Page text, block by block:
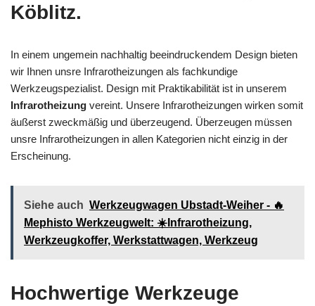
Köblitz.
In einem ungemein nachhaltig beeindruckendem Design bieten
wir Ihnen unsre Infrarotheizungen als fachkundige
Werkzeugspezialist. Design mit Praktikabilität ist in unserem
Infrarotheizung vereint. Unsere Infrarotheizungen wirken somit
äußerst zweckmäßig und überzeugend. Überzeugen müssen
unsre Infrarotheizungen in allen Kategorien nicht einzig in der
Erscheinung.
Siehe auch Werkzeugwagen Ubstadt-Weiher - 🔥
Mephisto Werkzeugwelt: ☀️Infrarotheizung,
Werkzeugkoffer, Werkstattwagen, Werkzeug
Hochwertige Werkzeuge